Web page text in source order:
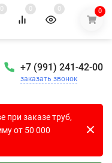
0 0 0 0
+7 (991) 241-42-00
заказать звонок
при заказе труб,
от 50 000